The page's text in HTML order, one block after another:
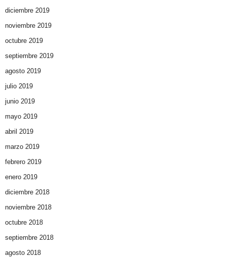
diciembre 2019
noviembre 2019
octubre 2019
septiembre 2019
agosto 2019
julio 2019
junio 2019
mayo 2019
abril 2019
marzo 2019
febrero 2019
enero 2019
diciembre 2018
noviembre 2018
octubre 2018
septiembre 2018
agosto 2018